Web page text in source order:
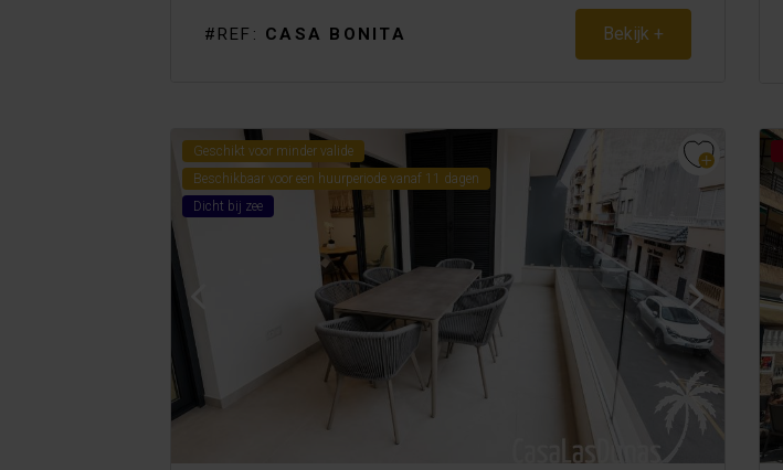
#REF: CASA BONITA Bekijk +
Geschikt voor minder valide
Beschikbaar voor een huurperiode vanaf 11 dagen
Dicht bij zee